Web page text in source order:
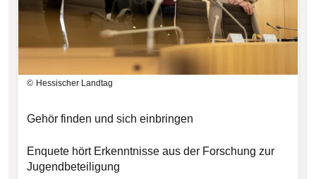
Hessischer Landtag
Gehör finden und sich einbringen
Enquete hört Erkenntnisse aus der Forschung zur
Jugendbeteiligung